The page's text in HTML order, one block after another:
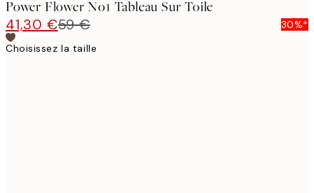
Power Flower No1 Tableau Sur Toile
41,30 €59 €
30%*
Choisissez la taille